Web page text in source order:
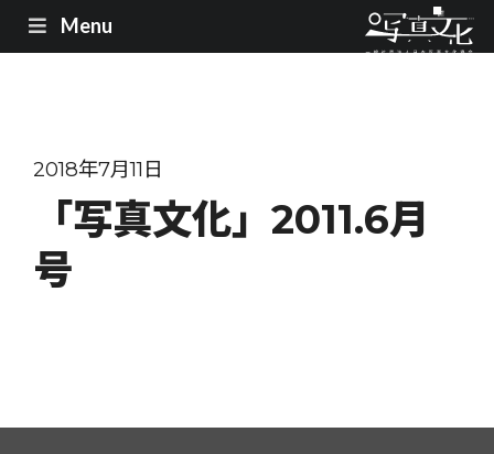
Menu
2018年7月11日
「写真文化」2011.6月
号